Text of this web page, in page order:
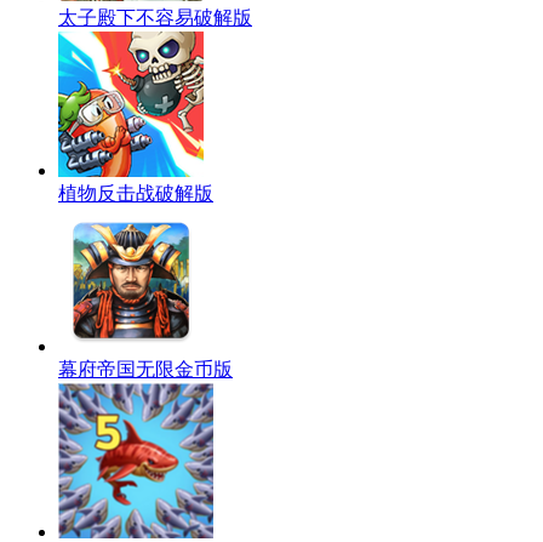
太子殿下不容易破解版
植物反击战破解版
幕府帝国无限金币版